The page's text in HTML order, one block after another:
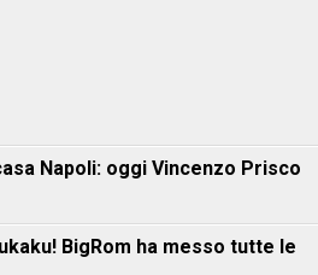
Napoli: oggi Vincenzo Prisco
BigRom ha messo tutte le